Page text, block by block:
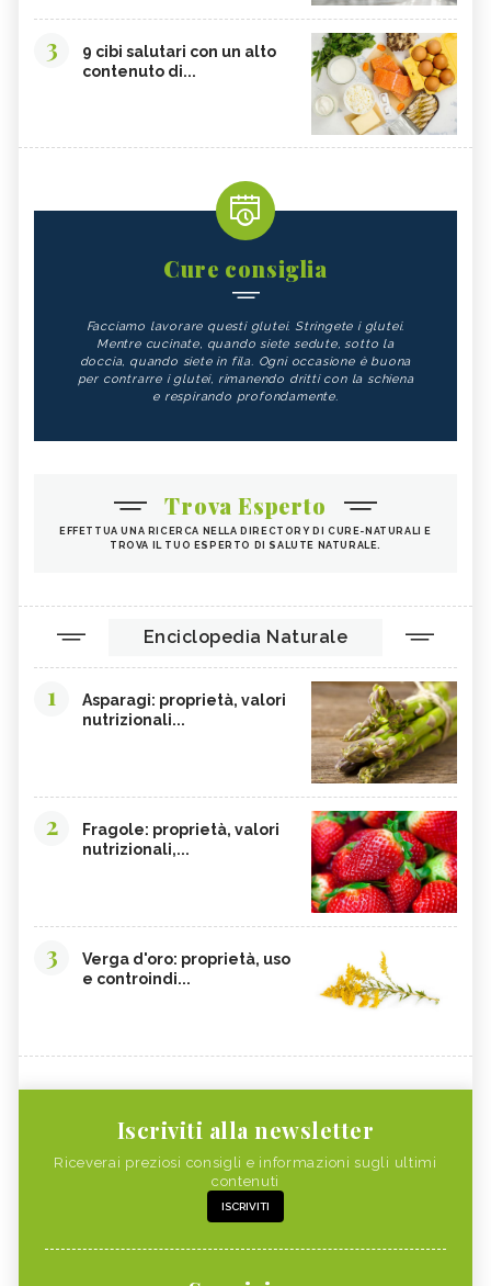
3
9 cibi salutari con un alto
contenuto di...
Cure consiglia
Facciamo lavorare questi glutei. Stringete i glutei.
Mentre cucinate, quando siete sedute, sotto la
doccia, quando siete in fila. Ogni occasione è buona
per contrarre i glutei, rimanendo dritti con la schiena
e respirando profondamente.
Trova Esperto
EFFETTUA UNA RICERCA NELLA DIRECTORY DI CURE-NATURALI E
TROVA IL TUO ESPERTO DI SALUTE NATURALE.
Enciclopedia Naturale
1
Asparagi: proprietà, valori
nutrizionali...
2
Fragole: proprietà, valori
nutrizionali,...
3
Verga d'oro: proprietà, uso
e controindi...
Iscriviti alla newsletter
Riceverai preziosi consigli e informazioni sugli ultimi
contenuti
ISCRIVITI